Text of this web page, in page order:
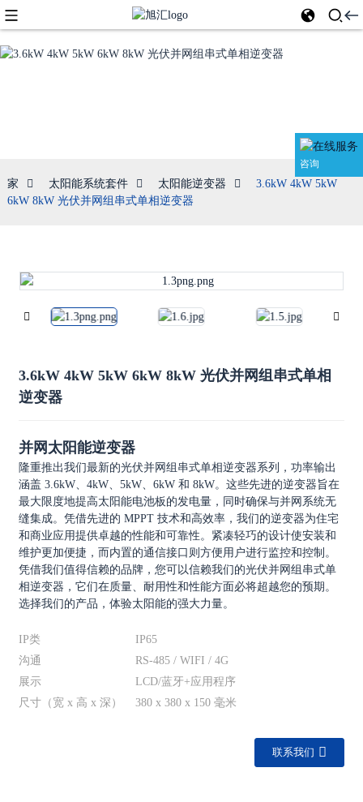
咨询
家 太阳能系统套件 太阳能逆变器
3.6kW 4kW 5kW
6kW 8kW 光伏并网组串式单相逆变器
3.6kW 4kW 5kW 6kW 8kW 光伏并网组串式单相
逆变器
并网太阳能逆变器
隆重推出我们最新的光伏并网组串式单相逆变器系列，功率输出
涵盖 3.6kW、4kW、5kW、6kW 和 8kW。这些先进的逆变器旨在
最大限度地提高太阳能电池板的发电量，同时确保与并网系统无
缝集成。凭借先进的 MPPT 技术和高效率，我们的逆变器为住宅
和商业应用提供卓越的性能和可靠性。紧凑轻巧的设计使安装和
维护更加便捷，而内置的通信接口则方便用户进行监控和控制。
凭借我们值得信赖的品牌，您可以信赖我们的光伏并网组串式单
相逆变器，它们在质量、耐用性和性能方面必将超越您的预期。
选择我们的产品，体验太阳能的强大力量。
IP类
IP65
沟通
RS-485 / WIFI / 4G
展示
LCD/蓝牙+应用程序
尺寸（宽 x 高 x 深）
380 x 380 x 150 毫米
联系我们